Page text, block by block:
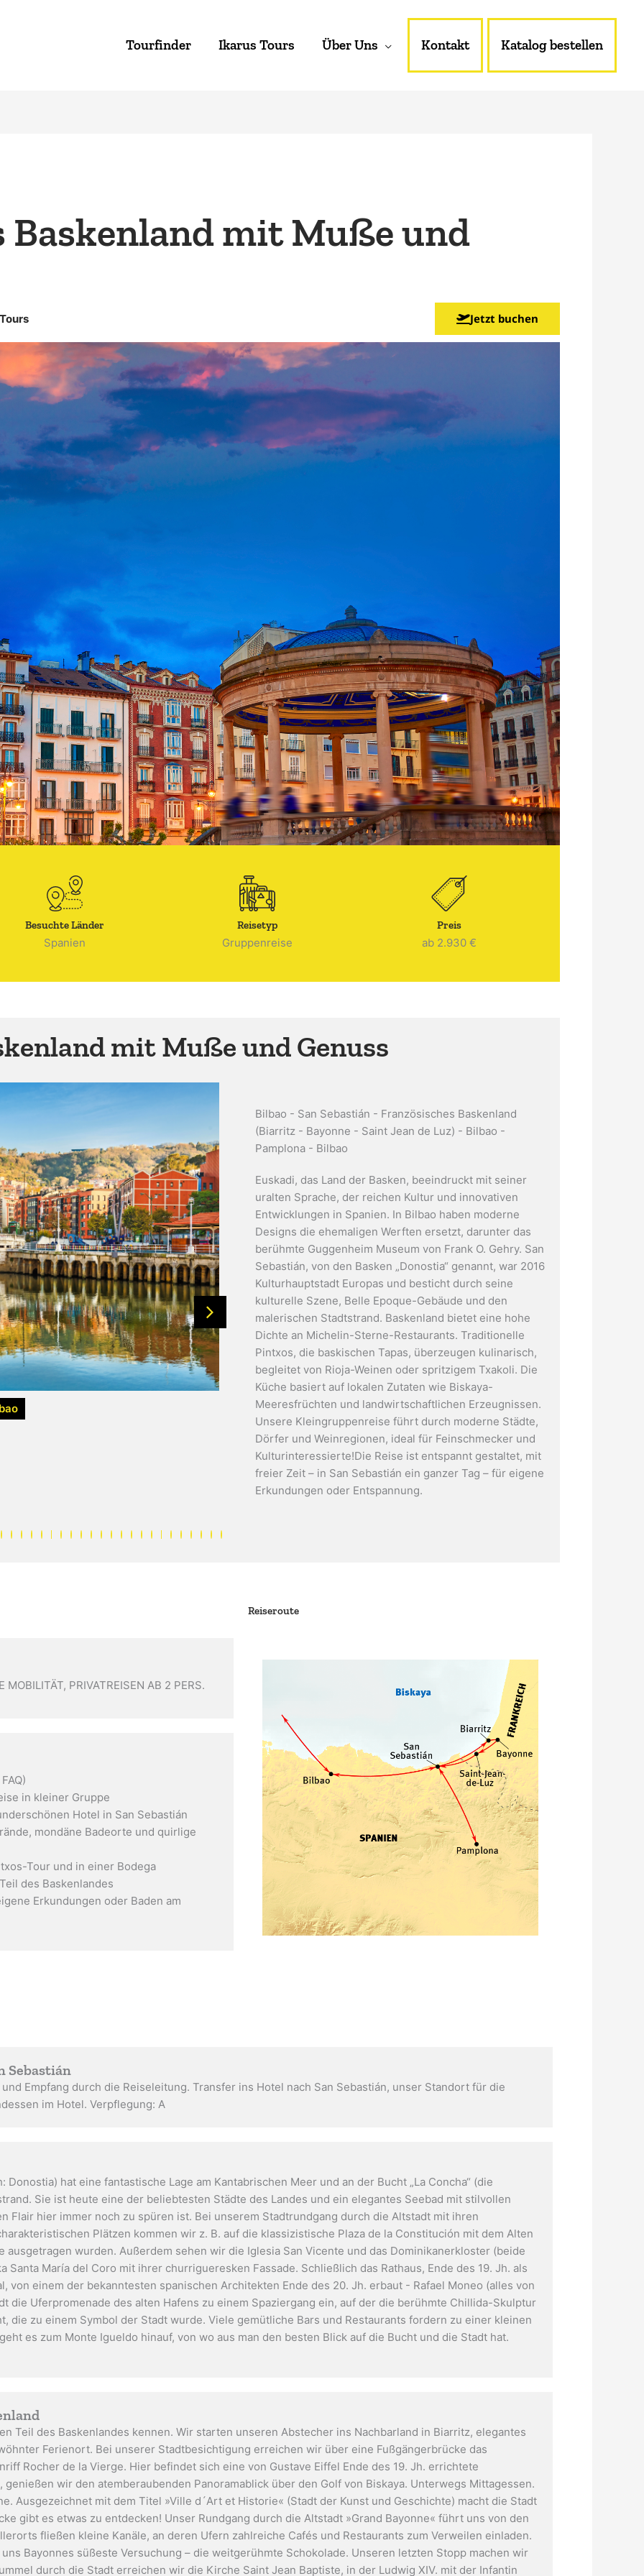
Tourfinder Ikarus Tours Über Uns Kontakt Katalog bestellen
Baskenland mit Muße und
Jetzt buchen
Besuchte Länder
Spanien
Reisetyp
Gruppenreise
Preis
ab 2.930 €
mit Muße und Genuss
San Juan de Gaztelugatxe
Bilbao - San Sebastián - Französisches Baskenland
(Biarritz - Bayonne - Saint Jean de Luz) - Bilbao -
Pamplona - Bilbao
Euskadi, das Land der Basken, beeindruckt mit seiner
uralten Sprache, der reichen Kultur und innovativen
Entwicklungen in Spanien. In Bilbao haben moderne
Designs die ehemaligen Werften ersetzt, darunter das
berühmte Guggenheim Museum von Frank O. Gehry. San
Sebastián, von den Basken „Donostia“ genannt, war 2016
Kulturhauptstadt Europas und besticht durch seine
kulturelle Szene, Belle Epoque-Gebäude und den
malerischen Stadtstrand. Baskenland bietet eine hohe
Dichte an Michelin-Sterne-Restaurants. Traditionelle
Pintxos, die baskischen Tapas, überzeugen kulinarisch,
begleitet von Rioja-Weinen oder spritzigem Txakoli. Die
Küche basiert auf lokalen Zutaten wie Biskaya-
Meeresfrüchten und landwirtschaftlichen Erzeugnissen.
Unsere Kleingruppenreise führt durch moderne Städte,
Dörfer und Weinregionen, ideal für Feinschmecker und
Kulturinteressierte!Die Reise ist entspannt gestaltet, mit
freier Zeit – in San Sebastián ein ganzer Tag – für eigene
Erkundungen oder Entspannung.
PRIVATREISEN AB 2 PERS.
in kleiner Gruppe
Hotel in San Sebastián
mondäne Badeorte und quirlige
Tour und in einer Bodega
des Baskenlandes
Erkundungen oder Baden am
Reiseroute
Sebastián
Empfang durch die Reiseleitung. Transfer ins Hotel nach San Sebastián, unser Standort für die
im Hotel. Verpflegung: A
Donostia) hat eine fantastische Lage am Kantabrischen Meer und an der Bucht „La Concha“ (die
Sie ist heute eine der beliebtesten Städte des Landes und ein elegantes Seebad mit stilvollen
Flair hier immer noch zu spüren ist. Bei unserem Stadtrundgang durch die Altstadt mit ihren
Plätzen kommen wir z. B. auf die klassizistische Plaza de la Constitución mit dem Alten
ausgetragen wurden. Außerdem sehen wir die Iglesia San Vicente und das Dominikanerkloster (beide
Santa María del Coro mit ihrer churrigueresken Fassade. Schließlich das Rathaus, Ende des 19. Jh. als
von einem der bekanntesten spanischen Architekten Ende des 20. Jh. erbaut - Rafael Moneo (alles von
die Uferpromenade des alten Hafens zu einem Spaziergang ein, auf der die berühmte Chillida-Skulptur
die zu einem Symbol der Stadt wurde. Viele gemütliche Bars und Restaurants fordern zu einer kleinen
es zum Monte Igueldo hinauf, von wo aus man den besten Blick auf die Bucht und die Stadt hat.
Teil des Baskenlandes kennen. Wir starten unseren Abstecher ins Nachbarland in Biarritz, elegantes
Ferienort. Bei unserer Stadtbesichtigung erreichen wir über eine Fußgängerbrücke das
Rocher de la Vierge. Hier befindet sich eine von Gustave Eiffel Ende des 19. Jh. errichtete
wir den atemberaubenden Panoramablick über den Golf von Biskaya. Unterwegs Mittagessen.
Ausgezeichnet mit dem Titel »Ville d´Art et Historie« (Stadt der Kunst und Geschichte) macht die Stadt
gibt es etwas zu entdecken! Unser Rundgang durch die Altstadt »Grand Bayonne« führt uns von den
fließen kleine Kanäle, an deren Ufern zahlreiche Cafés und Restaurants zum Verweilen einladen.
Bayonnes süßeste Versuchung – die weitgerühmte Schokolade. Unseren letzten Stopp machen wir
durch die Stadt erreichen wir die Kirche Saint Jean Baptiste, in der Ludwig XIV. mit der Infantin